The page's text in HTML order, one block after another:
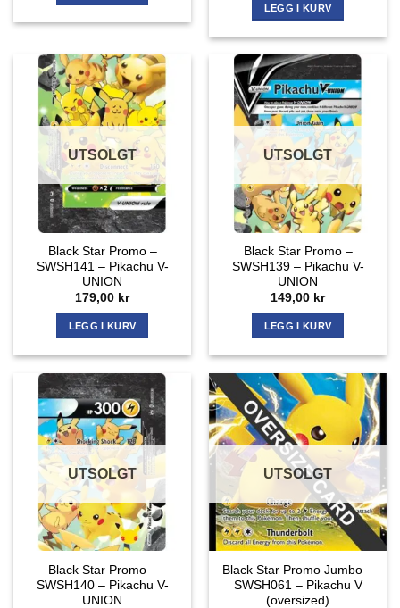
LEGG I KURV
UTSOLGT
Black Star Promo –
SWSH141 – Pikachu V-
UNION
179,00 kr
LEGG I KURV
UTSOLGT
Black Star Promo –
SWSH139 – Pikachu V-
UNION
149,00 kr
LEGG I KURV
UTSOLGT
Black Star Promo –
SWSH140 – Pikachu V-
UNION
UTSOLGT
Black Star Promo Jumbo –
SWSH061 – Pikachu V
(oversized)